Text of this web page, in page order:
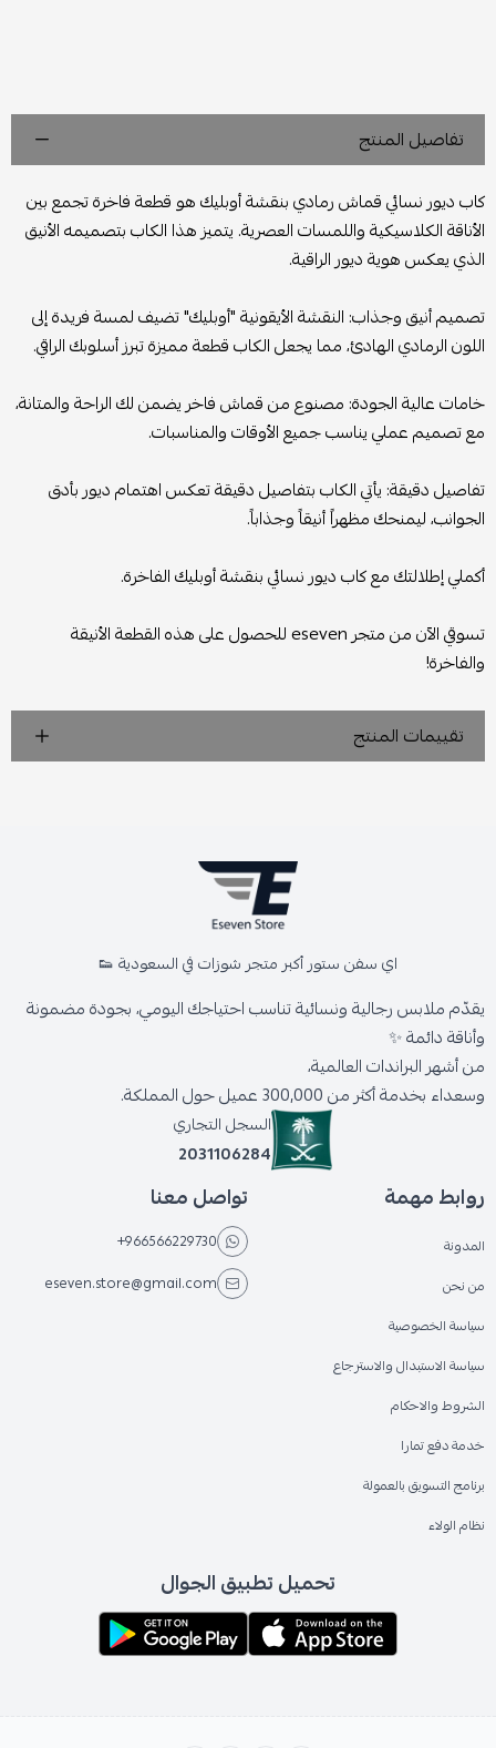
تفاصيل المنتج
كاب ديور نسائي قماش رمادي بنقشة أوبليك هو قطعة فاخرة تجمع بين
الأناقة الكلاسيكية واللمسات العصرية. يتميز هذا الكاب بتصميمه الأنيق
الذي يعكس هوية ديور الراقية.
تصميم أنيق وجذاب: النقشة الأيقونية "أوبليك" تضيف لمسة فريدة إلى
اللون الرمادي الهادئ، مما يجعل الكاب قطعة مميزة تبرز أسلوبك الراقي.
خامات عالية الجودة: مصنوع من قماش فاخر يضمن لك الراحة والمتانة،
مع تصميم عملي يناسب جميع الأوقات والمناسبات.
تفاصيل دقيقة: يأتي الكاب بتفاصيل دقيقة تعكس اهتمام ديور بأدق
الجوانب، ليمنحك مظهراً أنيقاً وجذاباً.
أكملي إطلالتك مع كاب ديور نسائي بنقشة أوبليك الفاخرة.
تسوقي الآن من متجر eseven للحصول على هذه القطعة الأنيقة
والفاخرة!
تقييمات المنتج
اي سفن ستور أكبر متجر شوزات في السعودية 👟
يقدّم ملابس رجالية ونسائية تناسب احتياجك اليومي، بجودة مضمونة
وأناقة دائمة ✨
من أشهر البراندات العالمية،
وسعداء بخدمة أكثر من 300,000 عميل حول المملكة.
السجل التجاري
2031106284
روابط مهمة
المدونة
من نحن
سياسة الخصوصية
سياسة الاستبدال والاسترجاع
الشروط والاحكام
خدمة دفع تمارا
برنامج التسويق بالعمولة
نظام الولاء
تواصل معنا
+966566229730
eseven.store@gmail.com
تحميل تطبيق الجوال